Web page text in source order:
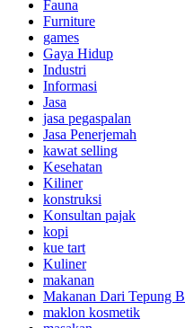
Fauna
Furniture
games
Gaya Hidup
Industri
Informasi
Jasa
jasa pegaspalan
Jasa Penerjemah
kawat selling
Kesehatan
Kiliner
konstruksi
Konsultan pajak
kopi
kue tart
Kuliner
makanan
Makanan Dari Tepung
maklon kosmetik